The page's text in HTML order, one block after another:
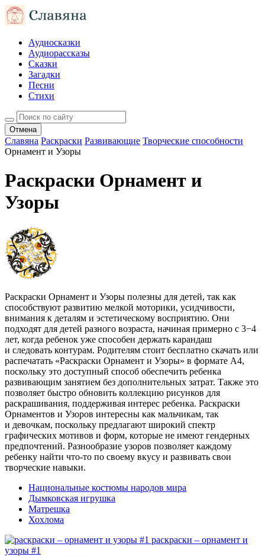
Аудиосказки
Аудиорассказы
Сказки
Загадки
Песни
Стихи
Отмена
Славяна Раскраски Развивающие Творческие способности
Орнамент и Узоры
Раскраски Орнамент и
Узоры
Раскраски Орнамент и Узоры полезны для детей, так как
способствуют развитию мелкой моторики, усидчивости,
внимания к деталям и эстетическому восприятию. Они
подходят для детей разного возраста, начиная примерно с 3−4
лет, когда ребенок уже способен держать карандаш
и следовать контурам. Родителям стоит бесплатно скачать или
распечатать «Раскраски Орнамент и Узоры» в формате A4,
поскольку это доступный способ обеспечить ребенка
развивающим занятием без дополнительных затрат. Также это
позволяет быстро обновить коллекцию рисунков для
раскрашивания, поддерживая интерес ребенка. Раскраски
Орнаментов и Узоров интересны как мальчикам, так
и девочкам, поскольку предлагают широкий спектр
графических мотивов и форм, которые не имеют гендерных
предпочтений. Разнообразие узоров позволяет каждому
ребенку найти что-то по своему вкусу и развивать свои
творческие навыки.
Национальные костюмы народов мира
Дымковская игрушка
Матрешка
Хохлома
раскраски – орнамент и
узоры #1